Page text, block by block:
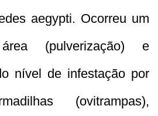
aegypti. Ocorreu um
(pulverização) e
nível de infestação por
(ovitrampas),